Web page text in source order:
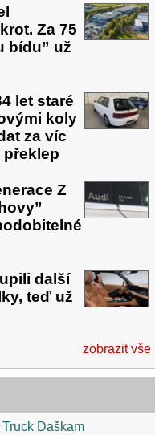
Za 75
bídu” už
let staré
koly
za víc
překlep
Z
další
teď už
zobrazit vše
Truck Daškam